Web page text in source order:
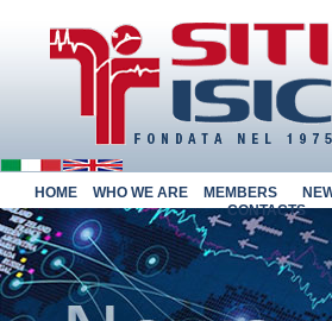
HOME WHO WE ARE MEMBERS
CONTACTS